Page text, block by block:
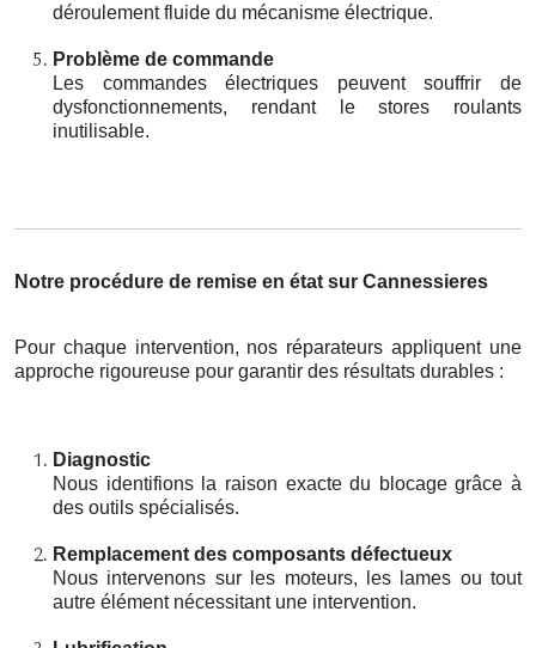
déroulement fluide du mécanisme électrique.
Problème de commande
Les commandes électriques peuvent souffrir de
dysfonctionnements, rendant le stores roulants
inutilisable.
Notre procédure de remise en état sur Cannessieres
Pour chaque intervention, nos réparateurs appliquent une
approche rigoureuse pour garantir des résultats durables :
Diagnostic
Nous identifions la raison exacte du blocage grâce à
des outils spécialisés.
Remplacement des composants défectueux
Nous intervenons sur les moteurs, les lames ou tout
autre élément nécessitant une intervention.